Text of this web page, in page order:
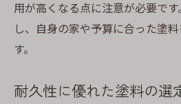
用が高くなる点に注意が必要で
し、自身の家や予算に合った塗
す。
耐久性に優れた塗料の選